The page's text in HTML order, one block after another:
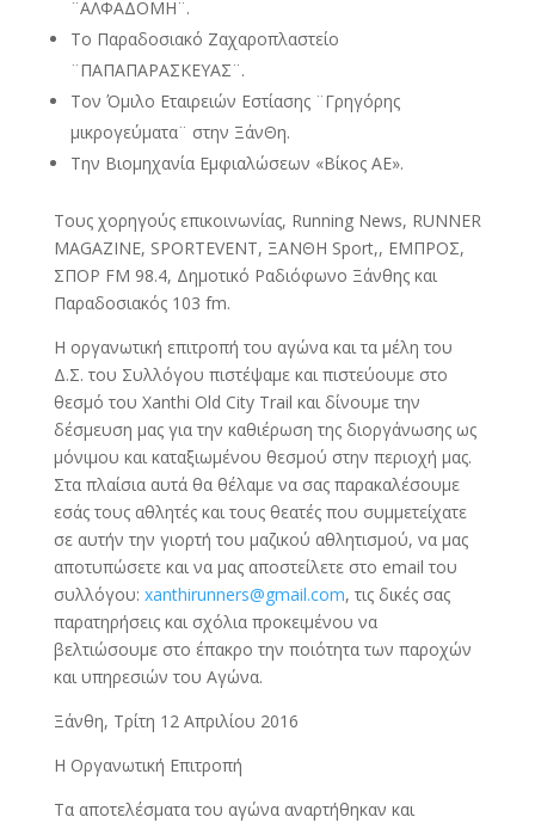
¨ΑΛΦΑΔΟΜΗ¨.
Το Παραδοσιακό Ζαχαροπλαστείο
¨ΠΑΠΑΠΑΡΑΣΚΕΥΑΣ¨.
Τον Όμιλο Εταιρειών Εστίασης ¨Γρηγόρης
μικρογεύματα¨ στην ΞάνΘη.
Την Βιομηχανία Εμφιαλώσεων «Βίκος ΑΕ».
Τους χορηγούς επικοινωνίας, Running News, RUNNER
MAGAZINE, SPORTEVENT, ΞΑΝΘΗ Sport,, ΕΜΠΡΟΣ,
ΣΠΟΡ FM 98.4, Δημοτικό Ραδιόφωνο Ξάνθης και
Παραδοσιακός 103 fm.
Η οργανωτική επιτροπή του αγώνα και τα μέλη του
Δ.Σ. του Συλλόγου πιστέψαμε και πιστεύουμε στο
θεσμό του Xanthi Old City Trail και δίνουμε την
δέσμευση μας για την καθιέρωση της διοργάνωσης ως
μόνιμου και καταξιωμένου θεσμού στην περιοχή μας.
Στα πλαίσια αυτά θα θέλαμε να σας παρακαλέσουμε
εσάς τους αθλητές και τους θεατές που συμμετείχατε
σε αυτήν την γιορτή του μαζικού αθλητισμού, να μας
αποτυπώσετε και να μας αποστείλετε στο email του
συλλόγου: xanthirunners@gmail.com, τις δικές σας
παρατηρήσεις και σχόλια προκειμένου να
βελτιώσουμε στο έπακρο την ποιότητα των παροχών
και υπηρεσιών του Αγώνα.
Ξάνθη, Τρίτη 12 Απριλίου 2016
Η Οργανωτική Επιτροπή
Τα αποτελέσματα του αγώνα αναρτήθηκαν και